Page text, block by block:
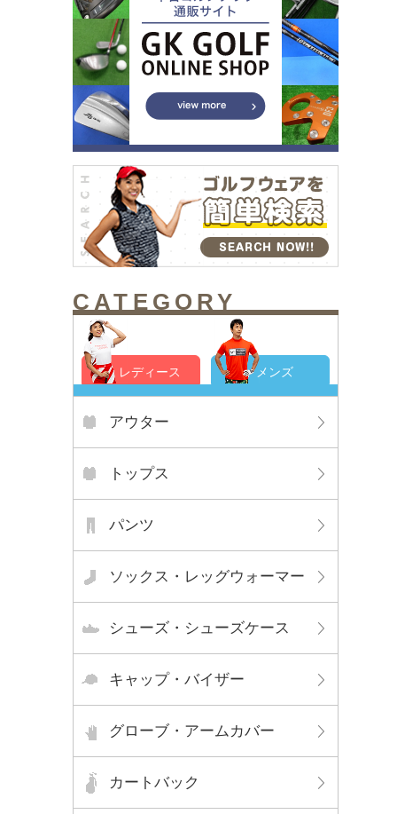
CATEGORY
レディース メンズ
アウター
トップス
パンツ
ソックス・レッグウォーマー
シューズ・シューズケース
キャップ・バイザー
グローブ・アームカバー
カートバック